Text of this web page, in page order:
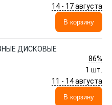
14 - 17 августа
В корзину
ДИСКОВЫЕ
86%
1 шт.
11 - 14 августа
В корзину